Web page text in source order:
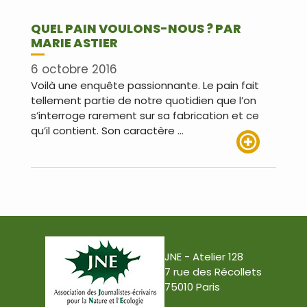
QUEL PAIN VOULONS-NOUS ? PAR
MARIE ASTIER
6 octobre 2016
Voilà une enquête passionnante. Le pain fait
tellement partie de notre quotidien que l’on
s’interroge rarement sur sa fabrication et ce
qu’il contient. Son caractère …
JNE - Atelier 128
7 rue des Récollets
75010 Paris